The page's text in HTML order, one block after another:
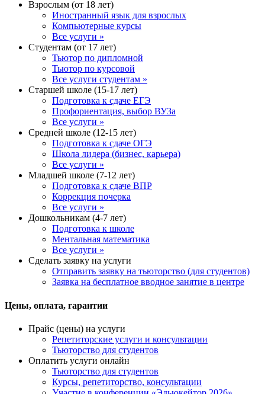
Взрослым (от 18 лет)
Иностранный язык для взрослых
Компьютерные курсы
Все услуги »
Студентам (от 17 лет)
Тьютор по дипломной
Тьютор по курсовой
Все услуги студентам »
Старшей школе (15-17 лет)
Подготовка к сдаче ЕГЭ
Профориентация, выбор ВУЗа
Все услуги »
Средней школе (12-15 лет)
Подготовка к сдаче ОГЭ
Школа лидера (бизнес, карьера)
Все услуги »
Младшей школе (7-12 лет)
Подготовка к сдаче ВПР
Коррекция почерка
Все услуги »
Дошкольникам (4-7 лет)
Подготовка к школе
Ментальная математика
Все услуги »
Сделать заявку на услуги
Отправить заявку на тьюторство (для студентов)
Заявка на бесплатное вводное занятие в центре
Цены, оплата, гарантии
Прайс (цены) на услуги
Репетиторские услуги и консультации
Тьюторство для студентов
Оплатить услуги онлайн
Тьюторство для студентов
Курсы, репетиторство, консультации